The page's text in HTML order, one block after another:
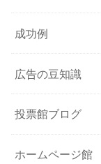
成功例
広告の豆知識
投票館ブログ
ホームページ館